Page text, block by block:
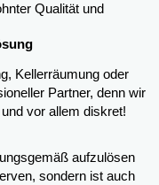
Qualität und
Kellerräumung oder
Partner, denn wir
vor allem diskret!
aufzulösen
sondern ist auch